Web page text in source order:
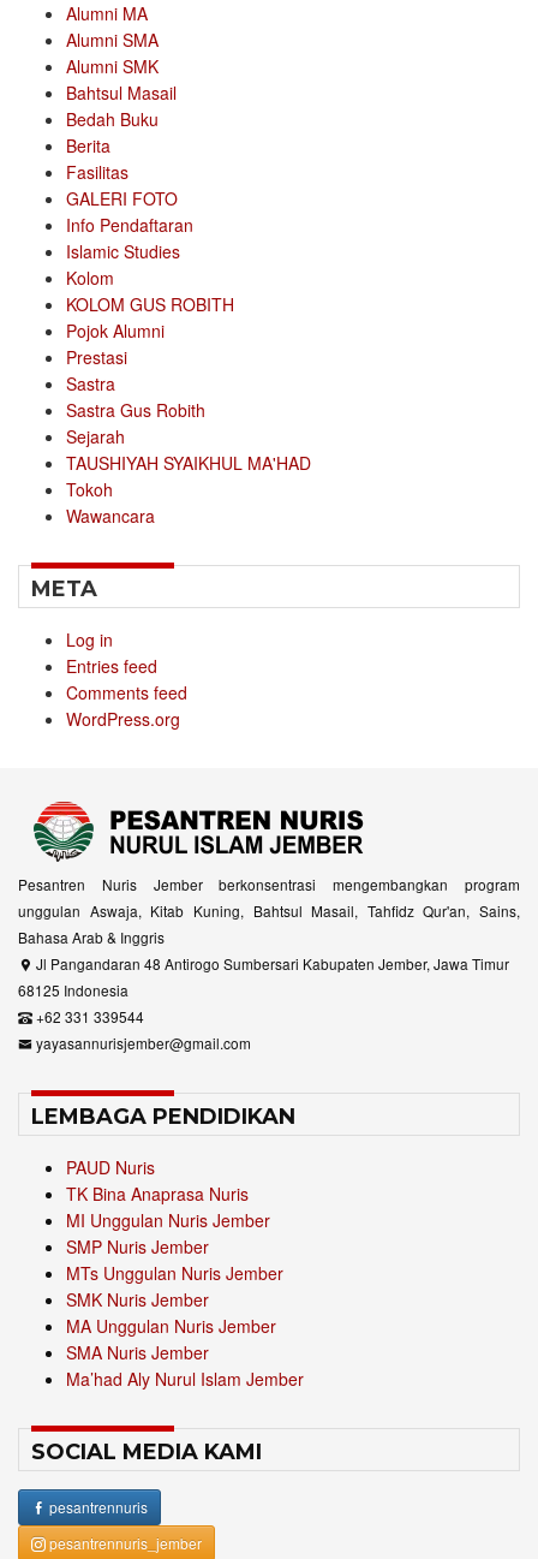
Alumni MA
Alumni SMA
Alumni SMK
Bahtsul Masail
Bedah Buku
Berita
Fasilitas
GALERI FOTO
Info Pendaftaran
Islamic Studies
Kolom
KOLOM GUS ROBITH
Pojok Alumni
Prestasi
Sastra
Sastra Gus Robith
Sejarah
TAUSHIYAH SYAIKHUL MA'HAD
Tokoh
Wawancara
META
Log in
Entries feed
Comments feed
WordPress.org
Pesantren Nuris Jember berkonsentrasi mengembangkan program
unggulan Aswaja, Kitab Kuning, Bahtsul Masail, Tahfidz Qur'an, Sains,
Bahasa Arab & Inggris
Jl Pangandaran 48 Antirogo Sumbersari Kabupaten Jember, Jawa Timur
68125 Indonesia
+62 331 339544
yayasannurisjember@gmail.com
LEMBAGA PENDIDIKAN
PAUD Nuris
TK Bina Anaprasa Nuris
MI Unggulan Nuris Jember
SMP Nuris Jember
MTs Unggulan Nuris Jember
SMK Nuris Jember
MA Unggulan Nuris Jember
SMA Nuris Jember
Ma’had Aly Nurul Islam Jember
SOCIAL MEDIA KAMI
pesantrennuris
pesantrennuris_jember